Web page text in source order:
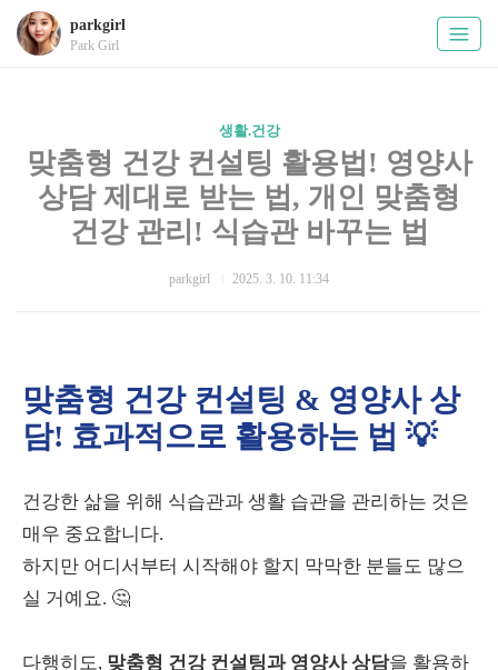
parkgirl
Park Girl
생활.건강
맞춤형 건강 컨설팅 활용법! 영양사
상담 제대로 받는 법, 개인 맞춤형
건강 관리! 식습관 바꾸는 법
parkgirl 2025. 3. 10. 11:34
맞춤형 건강 컨설팅 & 영양사 상
담! 효과적으로 활용하는 법 💡
건강한 삶을 위해 식습관과 생활 습관을 관리하는 것은
매우 중요합니다.
하지만 어디서부터 시작해야 할지 막막한 분들도 많으
실 거예요. 🤔
다행히도, 맞춤형 건강 컨설팅과 영양사 상담을 활용하